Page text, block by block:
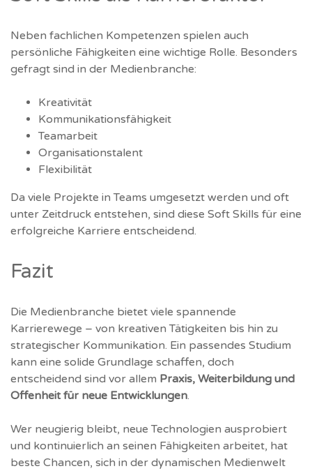
Neben fachlichen Kompetenzen spielen auch
persönliche Fähigkeiten eine wichtige Rolle. Besonders
gefragt sind in der Medienbranche:
Kreativität
Kommunikationsfähigkeit
Teamarbeit
Organisationstalent
Flexibilität
Da viele Projekte in Teams umgesetzt werden und oft
unter Zeitdruck entstehen, sind diese Soft Skills für eine
erfolgreiche Karriere entscheidend.
Fazit
Die Medienbranche bietet viele spannende
Karrierewege – von kreativen Tätigkeiten bis hin zu
strategischer Kommunikation. Ein passendes Studium
kann eine solide Grundlage schaffen, doch
entscheidend sind vor allem Praxis, Weiterbildung und
Offenheit für neue Entwicklungen.
Wer neugierig bleibt, neue Technologien ausprobiert
und kontinuierlich an seinen Fähigkeiten arbeitet, hat
beste Chancen, sich in der dynamischen Medienwelt